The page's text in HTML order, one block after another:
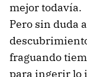
mejor todavía.
Pero sin duda
fraguando
para ingerir lo